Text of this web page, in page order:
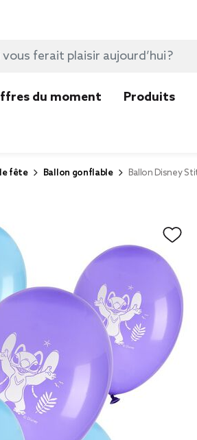
du moment Produits
fête Ballon gonflable Ballon Disney